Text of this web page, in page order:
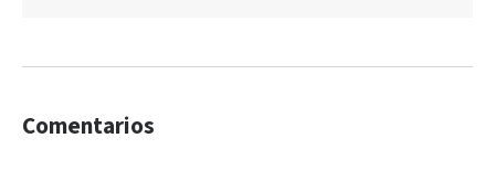
Comentarios